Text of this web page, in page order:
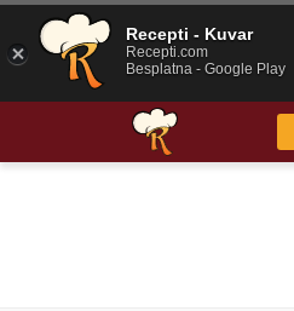
Recepti - Kuvar
Recepti.com
Besplatna - Google Play